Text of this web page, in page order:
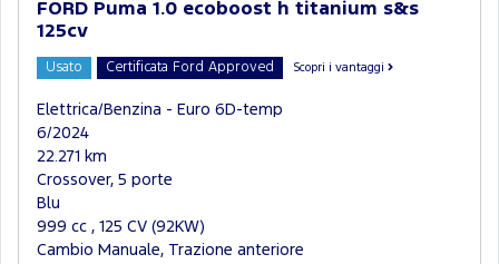
FORD Puma 1.0 ecoboost h titanium s&s
125cv
Usato Certificata Ford Approved Scopri i vantaggi
Elettrica/Benzina - Euro 6D-temp
6/2024
22.271 km
Crossover, 5 porte
Blu
999 cc , 125 CV (92KW)
Cambio Manuale, Trazione anteriore